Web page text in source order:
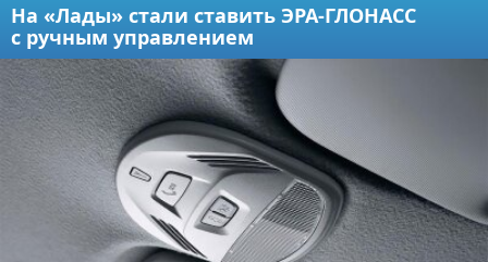
На «Лады» стали ставить ЭРА-ГЛОНАСС
с ручным управлением